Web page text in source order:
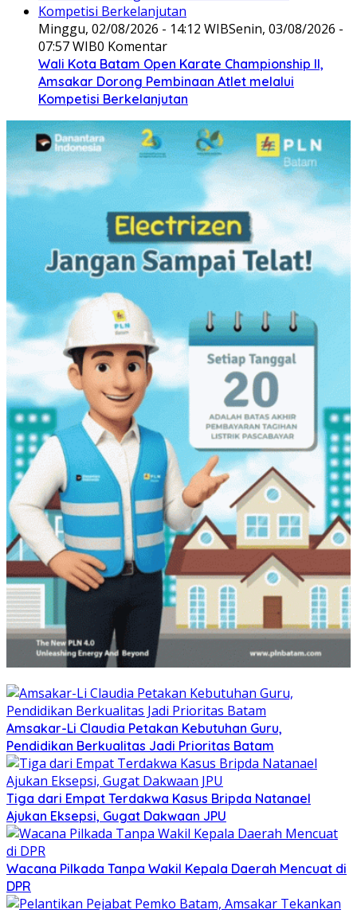
Minggu, 02/08/2026 - 14:12 WIBSenin, 03/08/2026 -
07:57 WIB0 Komentar
Wali Kota Batam Open Karate Championship II,
Amsakar Dorong Pembinaan Atlet melalui
Kompetisi Berkelanjutan
Amsakar-Li Claudia Petakan Kebutuhan Guru,
Pendidikan Berkualitas Jadi Prioritas Batam
Tiga dari Empat Terdakwa Kasus Bripda Natanael
Ajukan Eksepsi, Gugat Dakwaan JPU
Wacana Pilkada Tanpa Wakil Kepala Daerah Mencuat di
DPR